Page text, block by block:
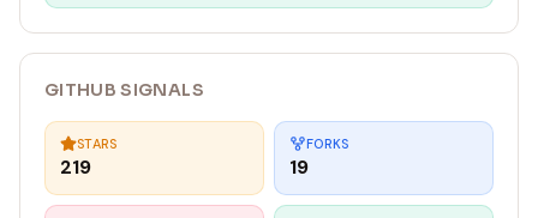
GITHUB SIGNALS
STARS
219
FORKS
19